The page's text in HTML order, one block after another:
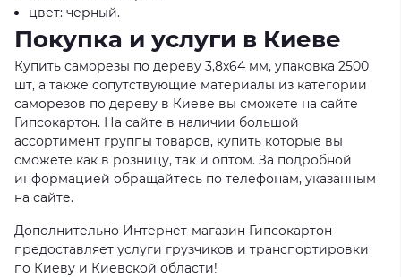
цвет: черный.
Покупка и услуги в Киеве
Купить саморезы по дереву 3,8x64 мм, упаковка 2500
шт, а также сопутствующие материалы из категории
саморезов по дереву в Киеве вы сможете на сайте
Гипсокартон. На сайте в наличии большой
ассортимент группы товаров, купить которые вы
сможете как в розницу, так и оптом. За подробной
информацией обращайтесь по телефонам, указанным
на сайте.
Дополнительно Интернет-магазин Гипсокартон
предоставляет услуги грузчиков и транспортировки
по Киеву и Киевской области!